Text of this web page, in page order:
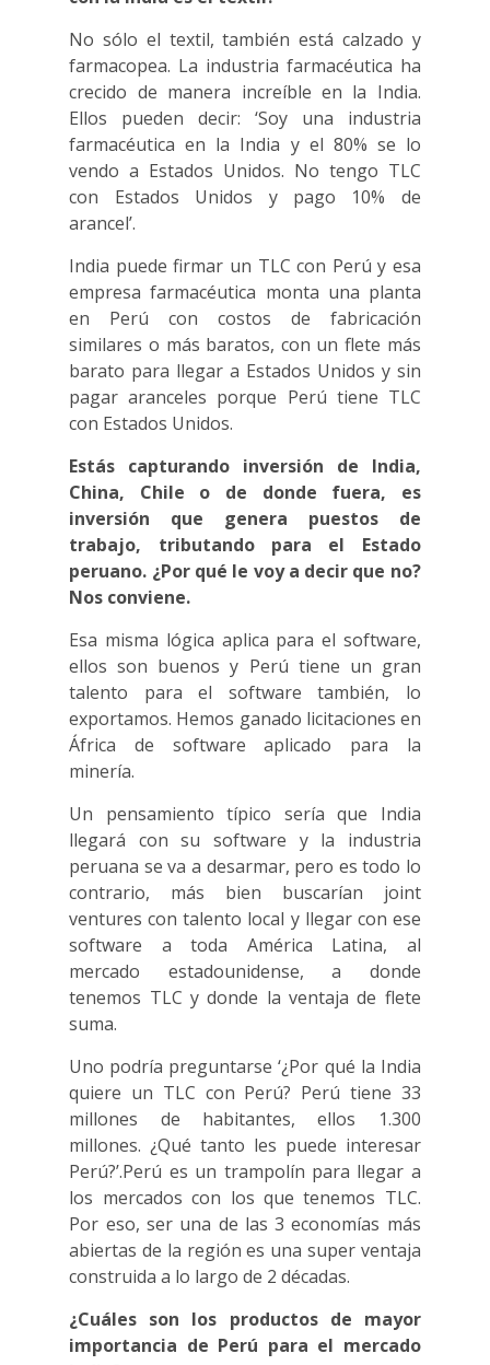
No sólo el textil, también está calzado y
farmacopea. La industria farmacéutica ha
crecido de manera increíble en la India.
Ellos pueden decir: ‘Soy una industria
farmacéutica en la India y el 80% se lo
vendo a Estados Unidos. No tengo TLC
con Estados Unidos y pago 10% de
arancel’.
India puede firmar un TLC con Perú y esa
empresa farmacéutica monta una planta
en Perú con costos de fabricación
similares o más baratos, con un flete más
barato para llegar a Estados Unidos y sin
pagar aranceles porque Perú tiene TLC
con Estados Unidos.
Estás capturando inversión de India,
China, Chile o de donde fuera, es
inversión que genera puestos de
trabajo, tributando para el Estado
peruano. ¿Por qué le voy a decir que no?
Nos conviene.
Esa misma lógica aplica para el software,
ellos son buenos y Perú tiene un gran
talento para el software también, lo
exportamos. Hemos ganado licitaciones en
África de software aplicado para la
minería.
Un pensamiento típico sería que India
llegará con su software y la industria
peruana se va a desarmar, pero es todo lo
contrario, más bien buscarían joint
ventures con talento local y llegar con ese
software a toda América Latina, al
mercado estadounidense, a donde
tenemos TLC y donde la ventaja de flete
suma.
Uno podría preguntarse ‘¿Por qué la India
quiere un TLC con Perú? Perú tiene 33
millones de habitantes, ellos 1.300
millones. ¿Qué tanto les puede interesar
Perú?’.Perú es un trampolín para llegar a
los mercados con los que tenemos TLC.
Por eso, ser una de las 3 economías más
abiertas de la región es una super ventaja
construida a lo largo de 2 décadas.
¿Cuáles son los productos de mayor
importancia de Perú para el mercado